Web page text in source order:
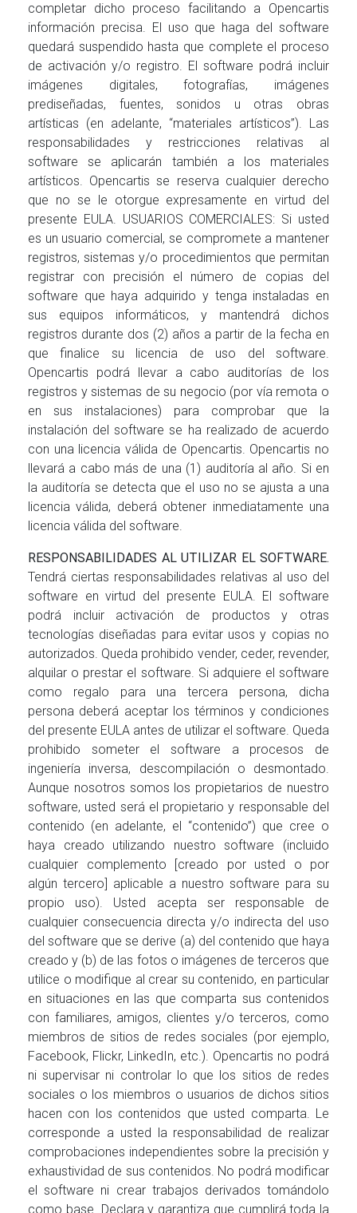
completar dicho proceso facilitando a Opencartis
información precisa. El uso que haga del software
quedará suspendido hasta que complete el proceso
de activación y/o registro. El software podrá incluir
imágenes digitales, fotografías, imágenes
prediseñadas, fuentes, sonidos u otras obras
artísticas (en adelante, “materiales artísticos”). Las
responsabilidades y restricciones relativas al
software se aplicarán también a los materiales
artísticos. Opencartis se reserva cualquier derecho
que no se le otorgue expresamente en virtud del
presente EULA. USUARIOS COMERCIALES: Si usted
es un usuario comercial, se compromete a mantener
registros, sistemas y/o procedimientos que permitan
registrar con precisión el número de copias del
software que haya adquirido y tenga instaladas en
sus equipos informáticos, y mantendrá dichos
registros durante dos (2) años a partir de la fecha en
que finalice su licencia de uso del software.
Opencartis podrá llevar a cabo auditorías de los
registros y sistemas de su negocio (por vía remota o
en sus instalaciones) para comprobar que la
instalación del software se ha realizado de acuerdo
con una licencia válida de Opencartis. Opencartis no
llevará a cabo más de una (1) auditoría al año. Si en
la auditoría se detecta que el uso no se ajusta a una
licencia válida, deberá obtener inmediatamente una
licencia válida del software.
RESPONSABILIDADES AL UTILIZAR EL SOFTWARE.
Tendrá ciertas responsabilidades relativas al uso del
software en virtud del presente EULA. El software
podrá incluir activación de productos y otras
tecnologías diseñadas para evitar usos y copias no
autorizados. Queda prohibido vender, ceder, revender,
alquilar o prestar el software. Si adquiere el software
como regalo para una tercera persona, dicha
persona deberá aceptar los términos y condiciones
del presente EULA antes de utilizar el software. Queda
prohibido someter el software a procesos de
ingeniería inversa, descompilación o desmontado.
Aunque nosotros somos los propietarios de nuestro
software, usted será el propietario y responsable del
contenido (en adelante, el “contenido”) que cree o
haya creado utilizando nuestro software (incluido
cualquier complemento [creado por usted o por
algún tercero] aplicable a nuestro software para su
propio uso). Usted acepta ser responsable de
cualquier consecuencia directa y/o indirecta del uso
del software que se derive (a) del contenido que haya
creado y (b) de las fotos o imágenes de terceros que
utilice o modifique al crear su contenido, en particular
en situaciones en las que comparta sus contenidos
con familiares, amigos, clientes y/o terceros, como
miembros de sitios de redes sociales (por ejemplo,
Facebook, Flickr, LinkedIn, etc.). Opencartis no podrá
ni supervisar ni controlar lo que los sitios de redes
sociales o los miembros o usuarios de dichos sitios
hacen con los contenidos que usted comparta. Le
corresponde a usted la responsabilidad de realizar
comprobaciones independientes sobre la precisión y
exhaustividad de sus contenidos. No podrá modificar
el software ni crear trabajos derivados tomándolo
como base. Declara y garantiza que cumplirá toda la